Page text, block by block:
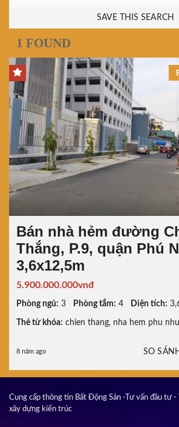
SAVE THIS SEARCH
1 FOUND
Bán nhà hẻm đường
Thắng, P.9, quận Phú
3,6x12,5m
5.900.000.000vnđ
Phòng ngủ: 3 Phòng tắm: 4 Diện tích:
Thẻ từ khóa: chien thang, nha hem phu
8 năm ago SO SÁNH
Cung cấp thông tin Bất Động Sản -Tư vấn đầu tư -
xây dựng kiến trúc